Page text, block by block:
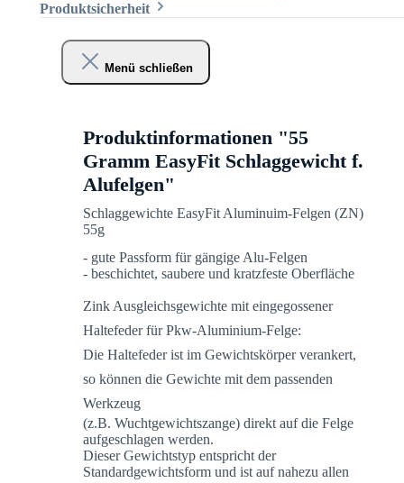
Produktsicherheit
Menü schließen
Produktinformationen "55
Gramm EasyFit Schlaggewicht f.
Alufelgen"
Schlaggewichte EasyFit Aluminuim-Felgen (ZN)
55g
- gute Passform für gängige Alu-Felgen
- beschichtet, saubere und kratzfeste Oberfläche
Zink Ausgleichsgewichte mit eingegossener
Haltefeder für Pkw-Aluminium-Felge:
Die Haltefeder ist im Gewichtskörper verankert,
so können die Gewichte mit dem passenden
Werkzeug
(z.B. Wuchtgewichtszange) direkt auf die Felge
aufgeschlagen werden.
Dieser Gewichtstyp entspricht der
Standardgewichtsform und ist auf nahezu allen